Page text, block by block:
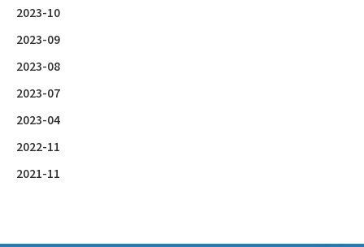
2023-10
2023-09
2023-08
2023-07
2023-04
2022-11
2021-11